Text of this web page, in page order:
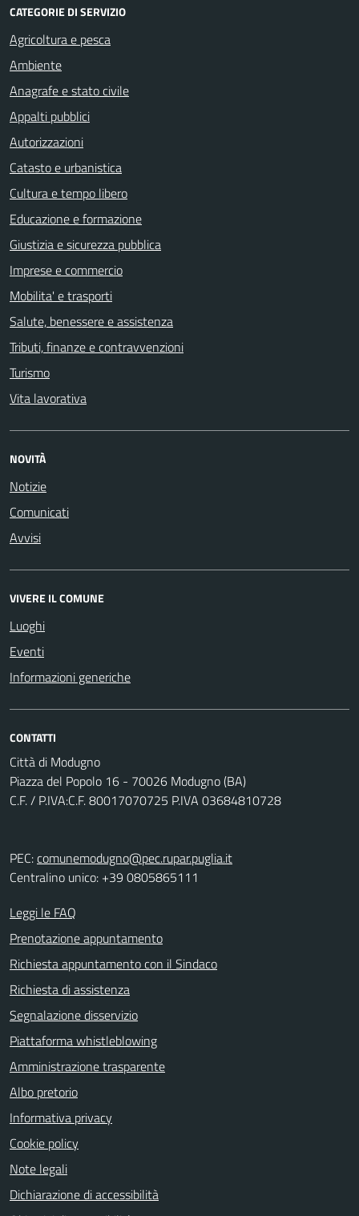
CATEGORIE DI SERVIZIO
Agricoltura e pesca
Ambiente
Anagrafe e stato civile
Appalti pubblici
Autorizzazioni
Catasto e urbanistica
Cultura e tempo libero
Educazione e formazione
Giustizia e sicurezza pubblica
Imprese e commercio
Mobilita' e trasporti
Salute, benessere e assistenza
Tributi, finanze e contravvenzioni
Turismo
Vita lavorativa
NOVITÀ
Notizie
Comunicati
Avvisi
VIVERE IL COMUNE
Luoghi
Eventi
Informazioni generiche
CONTATTI
Città di Modugno
Piazza del Popolo 16 - 70026 Modugno (BA)
C.F. / P.IVA:C.F. 80017070725 P.IVA 03684810728
PEC:comunemodugno@pec.rupar.puglia.it
Centralino unico: +39 0805865111
Leggi le FAQ
Prenotazione appuntamento
Richiesta appuntamento con il Sindaco
Richiesta di assistenza
Segnalazione disservizio
Piattaforma whistleblowing
Amministrazione trasparente
Albo pretorio
Informativa privacy
Cookie policy
Note legali
Dichiarazione di accessibilità